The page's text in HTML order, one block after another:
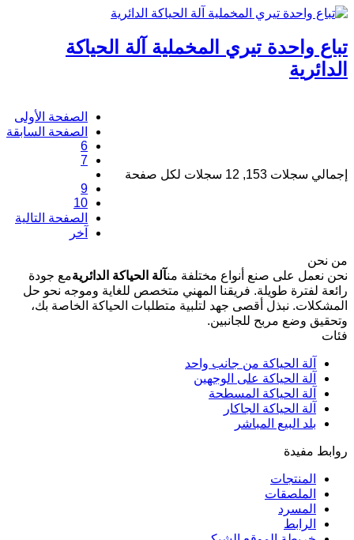
تباع واحدة تيري المخملية آلة الحياكة
الدائرية
إجمالي سجلات 153, 12 سجلات لكل صفحة
الصفحة الأولى
الصفحة السابقة
6
7
9
10
الصفحة التالية
آخر
من نحن
نحن نعمل على صنع أنواع مختلفة منآلة الحياكة الدائريةمع جودة
رائعة لفترة طويلة. فريقنا المهني متخصص للغاية وموجه نحو حل
المشكلات. نبذل أقصى جهد لتلبية متطلبات الحياكة الخاصة بك،
وتحقيق وضع مربح للجانبين.
فئات
آلة الحياكة من جانب واحد
آلة الحياكة على الوجهين
آلة الحياكة المسطحة
آلة الحياكة الجاكار
بلد البيع المباشر
روابط مفيدة
المنتجات
الملصقات
المسرد
الرابط